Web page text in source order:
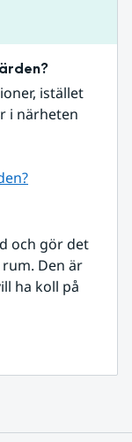
istället
i närheten
och gör det
Den är
ha koll på